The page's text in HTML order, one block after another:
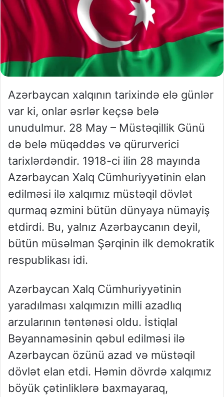
Azərbaycan xalqının tarixində elə günlər
var ki, onlar əsrlər keçsə belə
unudulmur. 28 May – Müstəqillik Günü
də belə müqəddəs və qürurverici
tarixlərdəndir. 1918-ci ilin 28 mayında
Azərbaycan Xalq Cümhuriyyətinin elan
edilməsi ilə xalqımız müstəqil dövlət
qurmaq əzmini bütün dünyaya nümayiş
etdirdi. Bu, yalnız Azərbaycanın deyil,
bütün müsəlman Şərqinin ilk demokratik
respublikası idi.
Azərbaycan Xalq Cümhuriyyətinin
yaradılması xalqımızın milli azadlıq
arzularının təntənəsi oldu. İstiqlal
Bəyannaməsinin qəbul edilməsi ilə
Azərbaycan özünü azad və müstəqil
dövlət elan etdi. Həmin dövrdə xalqımız
böyük çətinliklərə baxmayaraq,